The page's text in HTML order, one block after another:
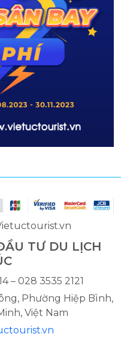
TƯ DU LỊCH
– 028 3535 2121
Phường Hiệp Bình,
Việt Nam